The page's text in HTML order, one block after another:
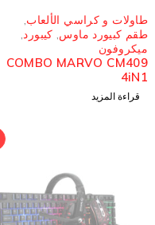
مُباع
طاولات و كراسي الألعاب,
طقم كبيورد ماوس,كيبورد
ميكروفون
COMBO MARVO CM409
4iN1
قراءة المزيد